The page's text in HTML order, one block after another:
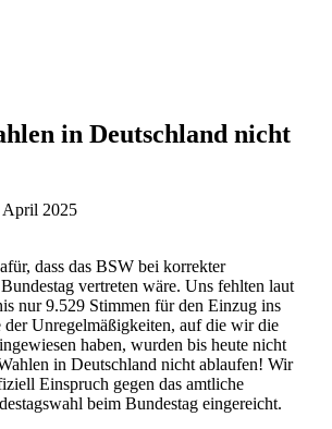
in Deutschland nicht
April 2025
dass das BSW bei korrekter
vertreten wäre. Uns fehlten laut
nur 9.529 Stimmen für den Einzug ins
der Unregelmäßigkeiten, auf die wir die
haben, wurden bis heute nicht
in Deutschland nicht ablaufen! Wir
Einspruch gegen das amtliche
beim Bundestag eingereicht.